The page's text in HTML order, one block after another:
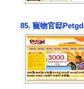
85. 寵物官邸Petgd